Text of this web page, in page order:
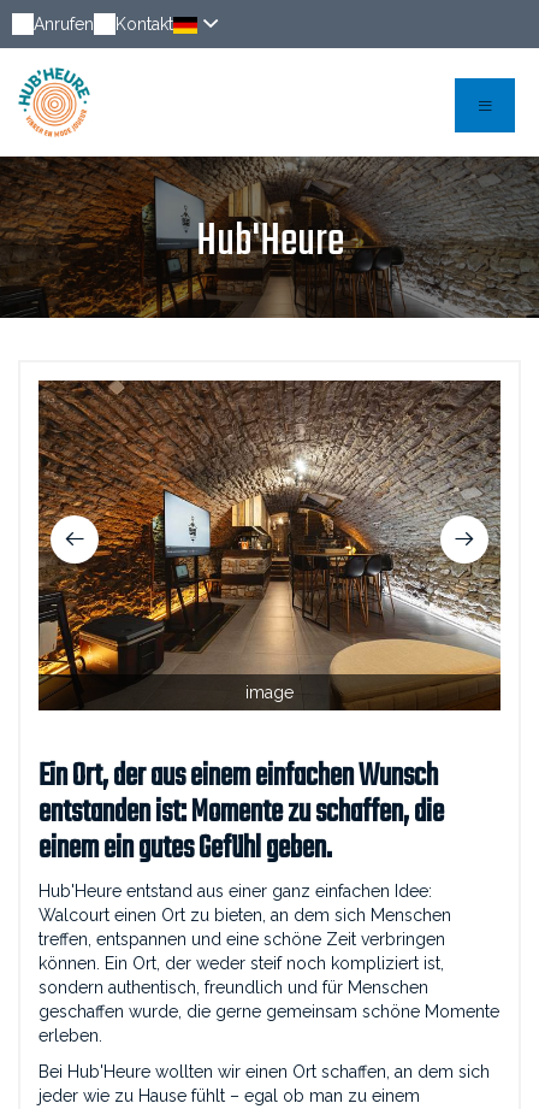
Anrufen Kontakt
Hub'Heure
image
Ein Ort, der aus einem einfachen Wunsch
entstanden ist: Momente zu schaffen, die
einem ein gutes Gefühl geben.
Hub'Heure entstand aus einer ganz einfachen Idee:
Walcourt einen Ort zu bieten, an dem sich Menschen
treffen, entspannen und eine schöne Zeit verbringen
können. Ein Ort, der weder steif noch kompliziert ist,
sondern authentisch, freundlich und für Menschen
geschaffen wurde, die gerne gemeinsam schöne Momente
erleben.
Bei Hub'Heure wollten wir einen Ort schaffen, an dem sich
jeder wie zu Hause fühlt – egal ob man zu einem